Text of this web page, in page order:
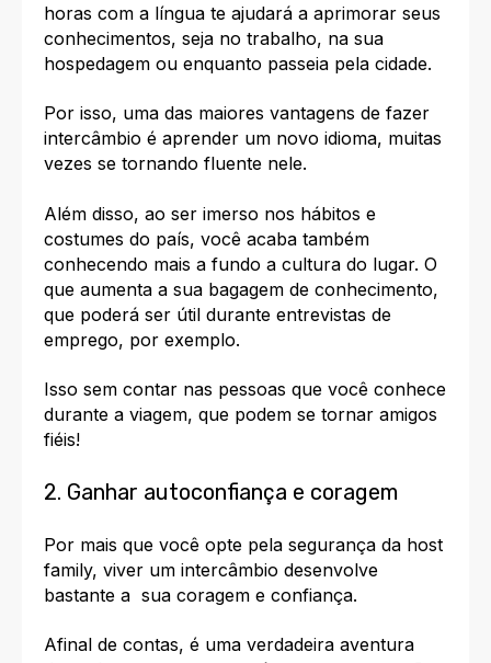
horas com a língua te ajudará a aprimorar seus
conhecimentos, seja no trabalho, na sua
hospedagem ou enquanto passeia pela cidade.
Por isso, uma das maiores vantagens de fazer
intercâmbio é aprender um novo idioma, muitas
vezes se tornando fluente nele.
Além disso, ao ser imerso nos hábitos e
costumes do país, você acaba também
conhecendo mais a fundo a cultura do lugar. O
que aumenta a sua bagagem de conhecimento,
que poderá ser útil durante entrevistas de
emprego, por exemplo.
Isso sem contar nas pessoas que você conhece
durante a viagem, que podem se tornar amigos
fiéis!
2. Ganhar autoconfiança e coragem
Por mais que você opte pela segurança da host
family, viver um intercâmbio desenvolve
bastante a sua coragem e confiança.
Afinal de contas, é uma verdadeira aventura